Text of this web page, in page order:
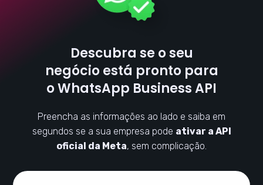
Descubra se o seu
negócio está pronto para
o WhatsApp Business API
Preencha as informações ao lado e saiba em
segundos se a sua empresa pode ativar a API
oficial da Meta, sem complicação.